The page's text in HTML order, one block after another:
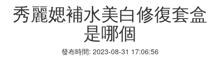
秀麗媤補水美白修復套盒
是哪個
發布時間: 2023-08-31 17:06:56